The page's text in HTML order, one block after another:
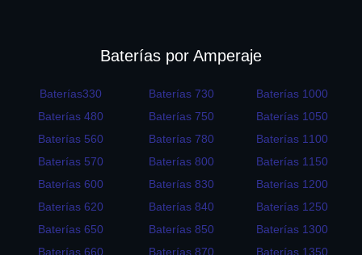
Baterías por Amperaje
Baterías330
Baterías 480
Baterías 560
Baterías 570
Baterías 600
Baterías 620
Baterías 650
Baterías 660
Baterías 730
Baterías 750
Baterías 780
Baterías 800
Baterías 830
Baterías 840
Baterías 850
Baterías 870
Baterías 1000
Baterías 1050
Baterías 1100
Baterías 1150
Baterías 1200
Baterías 1250
Baterías 1300
Baterías 1350